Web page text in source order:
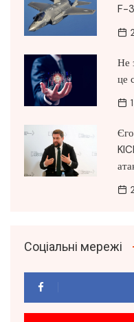
F-
Не
це
Соціальні мережі